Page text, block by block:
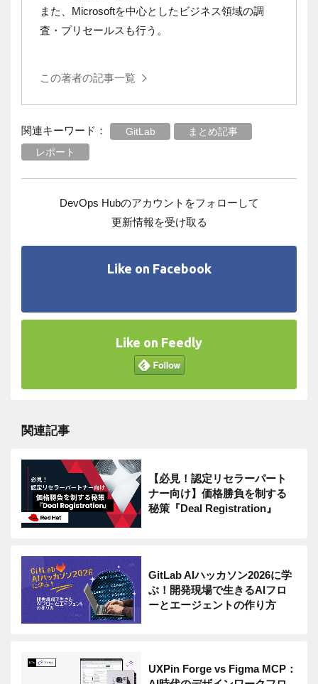
また、Microsoftを中心としたビジネス領域の調
査・プリセールスも行う。
この著者の記事一覧
関連キーワード： GitLab
まとめ記事
レポート
DevOps Hubのアカウントをフォローして
更新情報を受け取る
Like on Facebook
Like on Feedly
関連記事
【必見！認定リセラーパート
ナー向け】価格勝負を制する
秘策『Deal Registration』
GitLab AIハッカソン2026に学
ぶ！開発現場で生きるAIフロ
ーとエージェントの作り方
UXPin Forge vs Figma MCP：